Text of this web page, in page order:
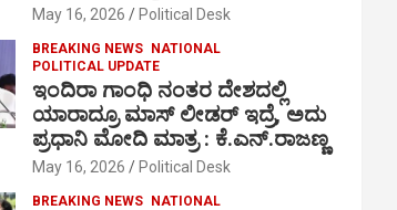
May 16, 2026 Political Desk
BREAKING NEWS
NATIONAL
POLITICAL UPDATE
ಇಂದಿರಾ ಗಾಂಧಿ ನಂತರ ದೇಶದಲ್ಲಿ
ಯಾರಾದ್ರೂ ಮಾಸ್ ಲೀಡರ್ ಇದ್ರೆ, ಅದು
ಪ್ರಧಾನಿ ಮೋದಿ ಮಾತ್ರ : ಕೆ.ಎನ್.ರಾಜಣ್ಣ
May 16, 2026 Political Desk
BREAKING NEWS
NATIONAL